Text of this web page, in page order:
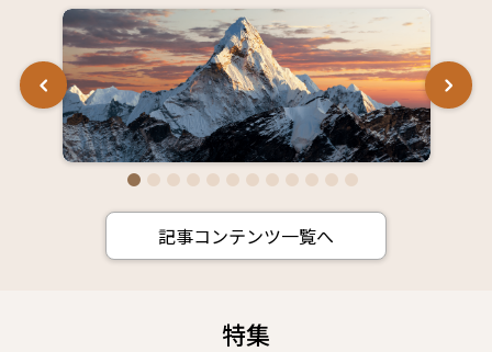
山々と点在する古い教会が織りなす、どこかノ
スタルジックで心安らぐ風景に癒されました。
特に素晴らしかったのは、世界最古と言われる
ジョージアの伝統的なワイナリーでの体験で
す。コーカサスの雄大な山並みを夫婦でゆっく
りと眺めた時間は、今回の旅で最高の贅沢でし
た。7日間で2カ国の見どころを効率よく巡るた
め、移動も含めて無駄がないスケジュールでし
たが、旧市街の石畳や、ジョージアの修道院見
学など坂道や足場の悪い場所を歩く場面も少な
くありません。
バクーは風が強く日差しも強いですが、ジョー
ネパール特集
記事コンテンツ一覧へ
特集